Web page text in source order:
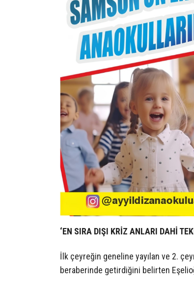
‘EN SIRA DIŞI KRİZ ANLARI DAHİ
İlk çeyreğin geneline yayılan ve 2.
beraberinde getirdiğini belirten